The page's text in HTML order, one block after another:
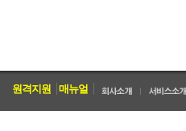
원격지원 매뉴얼